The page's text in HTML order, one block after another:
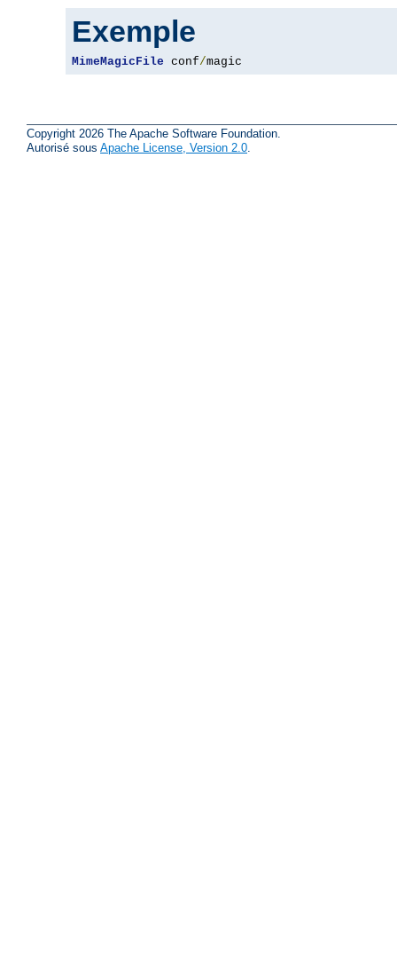
Exemple
MimeMagicFile conf/magic
Copyright 2026 The Apache Software Foundation.
Autorisé sous Apache License, Version 2.0.